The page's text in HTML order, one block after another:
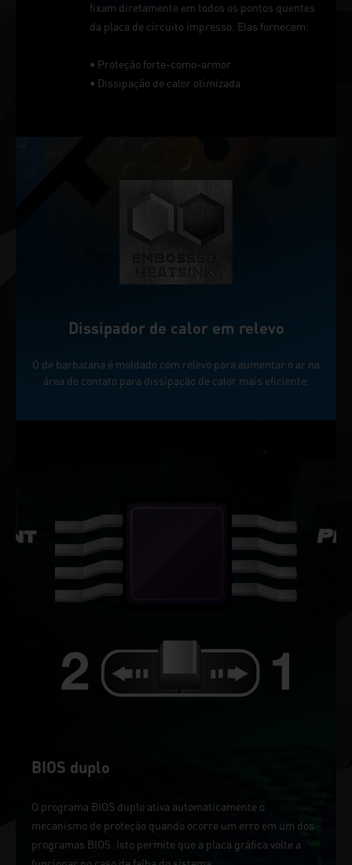
fixam diretamente em todos os pontos quentes
da placa de circuito impresso. Elas fornecem:
• Proteção forte-como-armor
• Dissipação de calor otimizada
Dissipador de calor em relevo
O de barbatana é moldado com relevo para aumentar o ar na
área de contato para dissipação de calor mais eficiente.
BIOS duplo
O programa BIOS duplo ativa automaticamente o
mecanismo de proteção quando ocorre um erro em um dos
programas BIOS. Isto permite que a placa gráfica volte a